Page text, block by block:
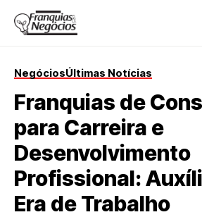
NegóciosÚltimas Notícias
Franquias de
para Carreira e
Desenvolvimento
Profissional:
Era de Trabalho